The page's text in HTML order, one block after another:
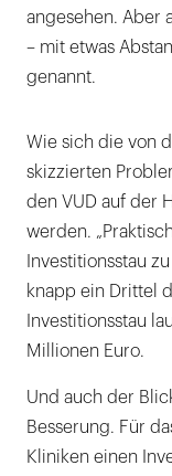
angesehen. Aber
– mit etwas
genannt.
Wie sich die von
skizzierten
den VUD auf der
werden.
Investitionsstau
knapp ein Drittel
Investitionsstau
Millionen Euro.
Und auch der
Besserung. Für
Kliniken einen